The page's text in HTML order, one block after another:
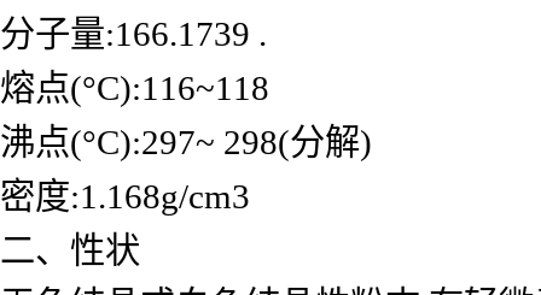
分子量:166.1739 .
熔点(°C):116~118
沸点(°C):297~ 298(分解)
密度:1.168g/cm3
二、性状